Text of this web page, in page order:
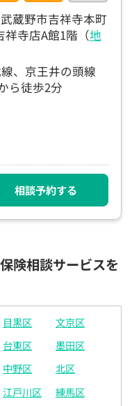
蔵野市吉祥寺本町
祥寺店A館1階（地
、京王井の頭線
ら徒歩2分
相談予約する
険相談サービスを
目黒区
文京区
台東区
墨田区
中野区
北区
江戸川区
練馬区